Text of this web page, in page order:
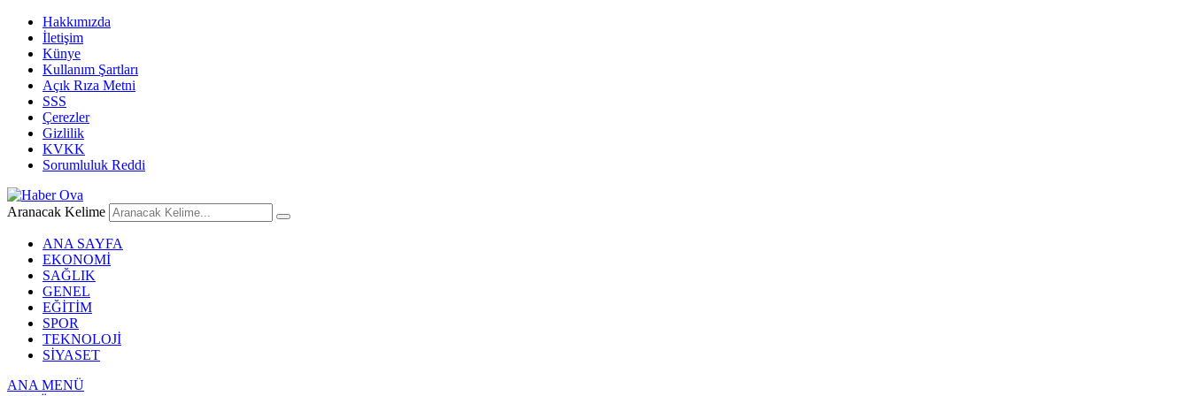
Hakkımızda
İletişim
Künye
Kullanım Şartları
Açık Rıza Metni
SSS
Çerezler
Gizlilik
KVKK
Sorumluluk Reddi
Aranacak Kelime
ANA SAYFA
EKONOMİ
SAĞLIK
GENEL
EĞİTİM
SPOR
TEKNOLOJİ
SİYASET
ANA MENÜ